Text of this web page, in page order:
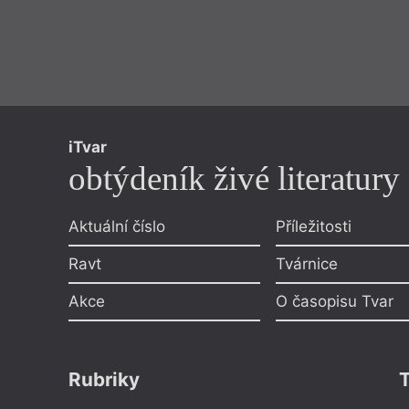
iTvar
obtýdeník živé literatury
Aktuální číslo
Ravt
Akce
Příležitosti
Tvárnice
O časopisu Tvar
Rubriky